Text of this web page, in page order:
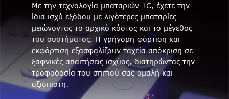
Με την τεχνολογία μπαταριών 1C, έχετε την
ίδια ισχύ εξόδου με λιγότερες μπαταρίες —
μειώνοντας το αρχικό κόστος και το μέγεθος
του συστήματος. Η γρήγορη φόρτιση και
εκφόρτιση εξασφαλίζουν ταχεία απόκριση σε
ξαφνικές απαιτήσεις ισχύος, διατηρώντας την
τροφοδοσία του σπιτιού σας ομαλή και
αξιόπιστη.